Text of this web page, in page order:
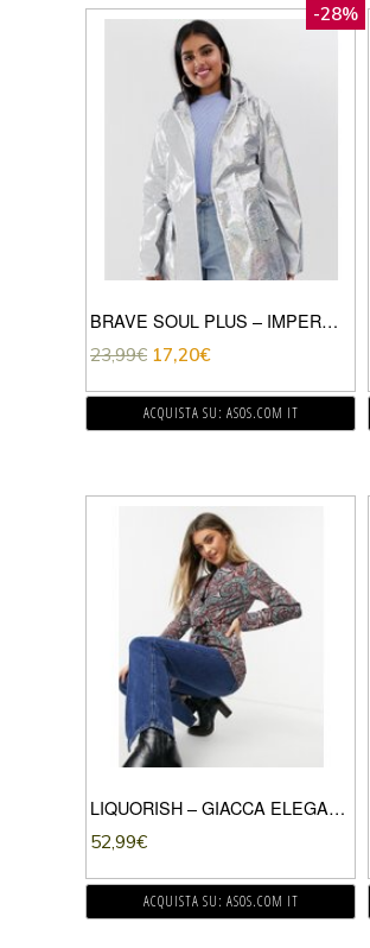
-28%
BRAVE SOUL PLUS – IMPERMEABILE STILE FESTIVAL ARGENTO GLITTERATO EFFETTO OLOGRAFICO
23,99€ 17,20€
ACQUISTA SU: ASOS.COM IT
LIQUORISH – GIACCA ELEGANTE DAD FIT CON STAMPA CACHEMIRE IN COORDINATO-MULTICOLORE
52,99€
ACQUISTA SU: ASOS.COM IT